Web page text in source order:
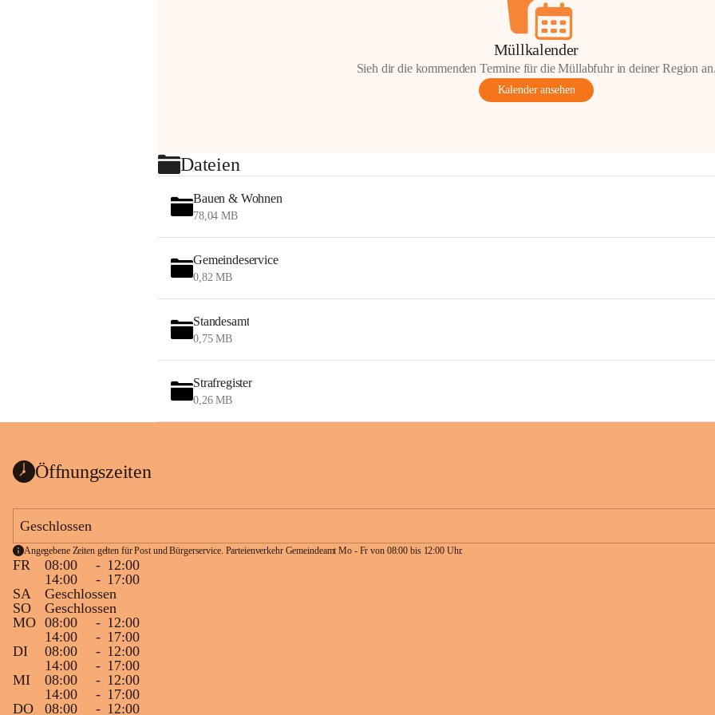
Müllkalender
Sieh dir die kommenden Termine für die Müllabfuhr in deiner Region
Kalender ansehen
Dateien
Bauen & Wohnen
78,04 MB
Gemeindeservice
0,82 MB
Standesamt
0,75 MB
Strafregister
0,26 MB
Öffnungszeiten
Geschlossen
Angegebene Zeiten gelten für Post und Bürgerservice. Parteienverkehr Gemeindeamt Mo - Fr von 08:00 bis 12:00 Uhr.
FR 08:00 - 12:00
14:00
- 17:00
SA
Geschlossen
SO
Geschlossen
MO 08:00 - 12:00
14:00
- 17:00
DI
08:00 - 12:00
14:00
- 17:00
MI
08:00 - 12:00
14:00
- 17:00
DO
08:00 - 12:00